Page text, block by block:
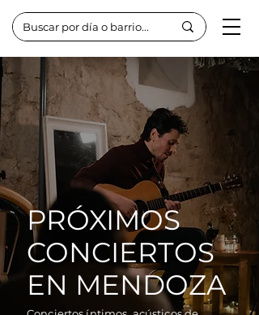
PRÓXIMOS
CONCIERTOS
EN MENDOZA